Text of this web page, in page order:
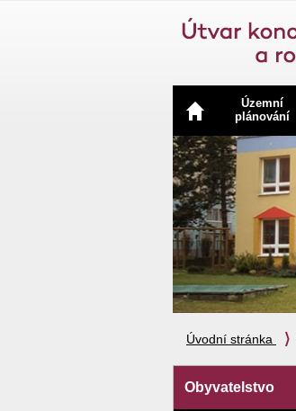
NavigaceÚzemní
plánování
Úvodní stránka
Obyvatelstvo